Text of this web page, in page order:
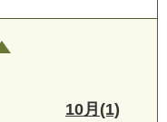
10月(1)